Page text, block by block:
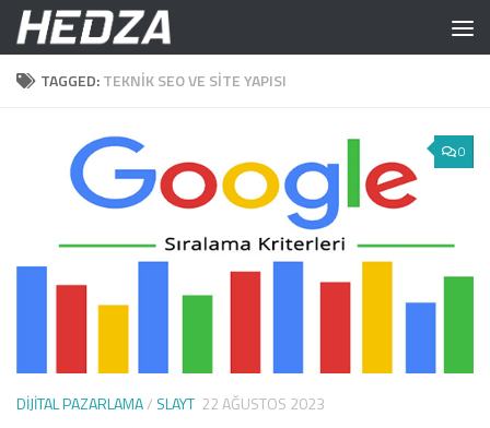
Skip to content
TAGGED:TEKNIK SEO VE SITE YAPISI
0
DIJITAL PAZARLAMA/ SLAYT 22 AĞUSTOS 2023